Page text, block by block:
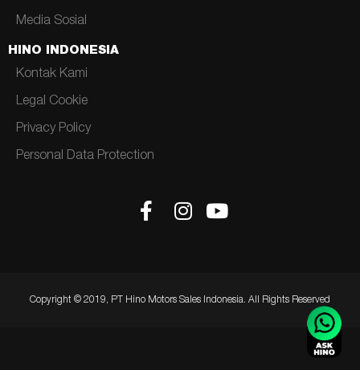
Media Sosial
HINO INDONESIA
Kontak Kami
Legal Cookie
Privacy Policy
Personal Data Protection
Copyright © 2019, PT Hino Motors Sales Indonesia. All Rights Reserved